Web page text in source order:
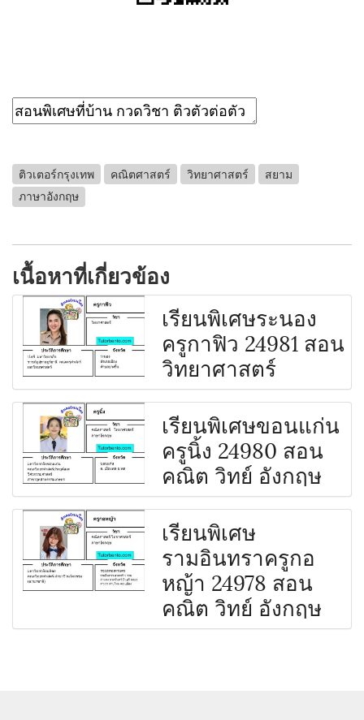
ติวเตอร์กรุงเทพ คณิตศาสตร์ วิทยาศาสตร์
สยาม
ภาษาอังกฤษ
เนื้อหาที่เกี่ยวข้อง
เรียนพิเศษระนอง
ครูกาฟิว 24981 สอน
วิทยาศาสตร์
เรียนพิเศษขอนแก่น
ครูนิ้ง 24980 สอน
คณิต วิทย์ อังกฤษ
เรียนพิเศษ
รามอินทราครูกอ
หญ้า 24978 สอน
คณิต วิทย์ อังกฤษ